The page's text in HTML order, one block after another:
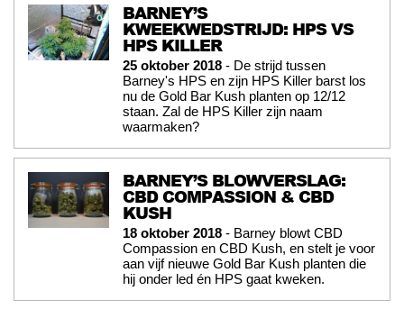
BARNEY’S
KWEEKWEDSTRIJD: HPS VS
HPS KILLER
25 oktober 2018 - De strijd tussen
Barney's HPS en zijn HPS Killer barst los
nu de Gold Bar Kush planten op 12/12
staan. Zal de HPS Killer zijn naam
waarmaken?
BARNEY’S BLOWVERSLAG:
CBD COMPASSION & CBD
KUSH
18 oktober 2018 - Barney blowt CBD
Compassion en CBD Kush, en stelt je voor
aan vijf nieuwe Gold Bar Kush planten die
hij onder led én HPS gaat kweken.